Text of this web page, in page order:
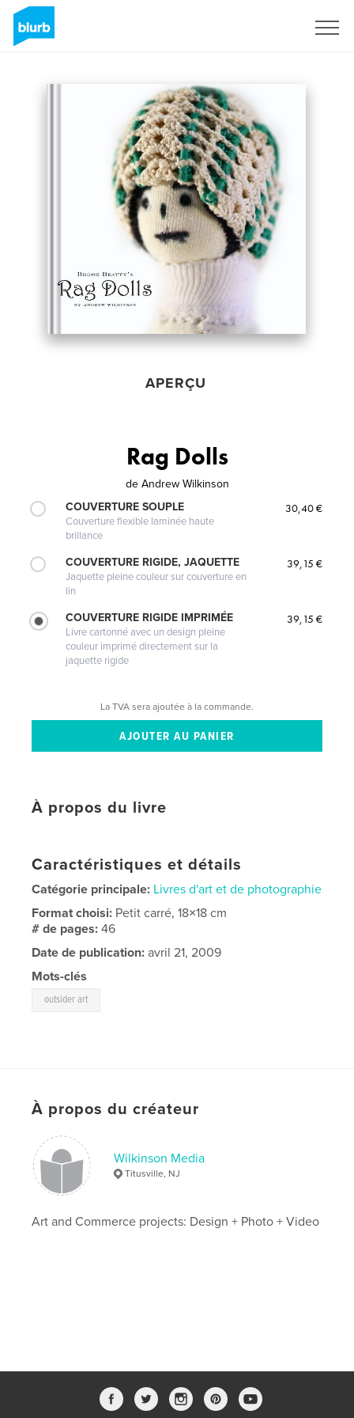
APERÇU
Rag Dolls
de Andrew Wilkinson
COUVERTURE SOUPLE
Couverture flexible laminée haute
brillance
30,40 €
COUVERTURE RIGIDE, JAQUETTE
Jaquette pleine couleur sur couverture en
lin
39,15 €
COUVERTURE RIGIDE IMPRIMÉE
Livre cartonné avec un design pleine
couleur imprimé directement sur la
jaquette rigide
39,15 €
La TVA sera ajoutée à la commande.
À propos du livre
Caractéristiques et détails
Catégorie principale: Livres d'art et de photographie
Format choisi: Petit carré, 18×18 cm
# de pages:46
Date de publication: avril 21, 2009
Mots-clés
outsider art
À propos du créateur
Wilkinson Media
Titusville, NJ
Art and Commerce projects: Design + Photo + Video